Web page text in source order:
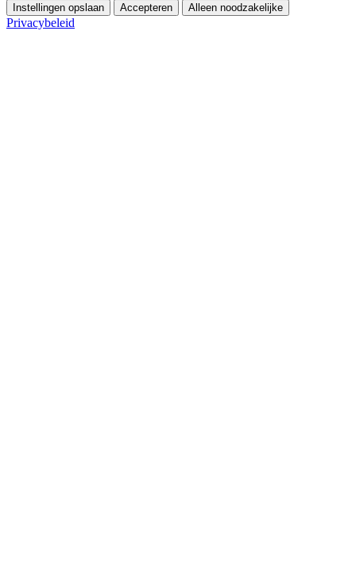
Instellingen opslaan Accepteren Alleen noodzakelijke
Privacybeleid